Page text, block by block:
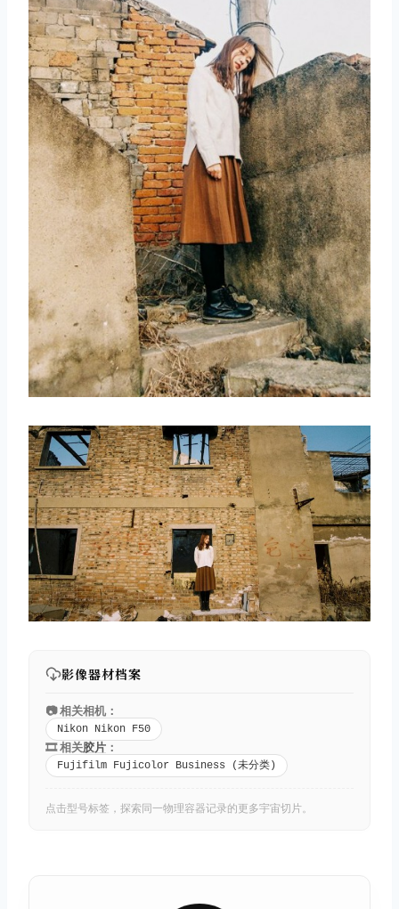
影像器材档案
📷 相关相机：
Nikon Nikon F50
🎞️ 相关胶片 ：
Fujifilm Fujicolor Business (未分类)
点击型号标签，探索同一物理容器记录的更多宇宙切片。